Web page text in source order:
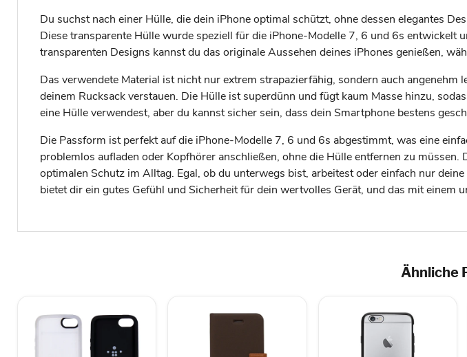
Du suchst nach einer Hülle, die dein iPhone optimal schützt, ohne dessen elegantes
Diese transparente Hülle wurde speziell für die iPhone-Modelle 7, 6 und 6s
transparenten Designs kannst du das originale Aussehen deines iPhones genießen,
Das verwendete Material ist nicht nur extrem strapazierfähig, sondern auch
deinem Rucksack verstauen. Die Hülle ist superdünn und fügt kaum Masse hinzu,
eine Hülle verwendest, aber du kannst sicher sein, dass dein Smartphone bestens
Die Passform ist perfekt auf die iPhone-Modelle 7, 6 und 6s abgestimmt, was eine
problemlos aufladen oder Kopfhörer anschließen, ohne die Hülle entfernen zu
optimalen Schutz im Alltag. Egal, ob du unterwegs bist, arbeitest oder einfach nur
bietet dir ein gutes Gefühl und Sicherheit für dein wertvolles Gerät, und das mit einem
Ähnliche